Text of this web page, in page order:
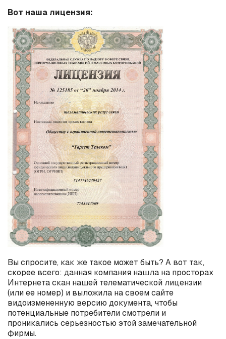
Вот наша лицензия:
Вы спросите, как же такое может быть? А вот так,
скорее всего: данная компания нашла на просторах
Интернета скан нашей телематической лицензии
(или ее номер) и выложила на своем сайте
видоизмененную версию документа, чтобы
потенциальные потребители смотрели и
проникались серьезностью этой замечательной
фирмы.